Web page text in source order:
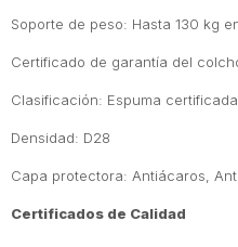
Soporte de peso: Hasta 130 kg
Certificado de garantía del
Clasificación: Espuma certificada
Densidad: D28
Capa protectora: Antiácaros,
Certificados de Calidad